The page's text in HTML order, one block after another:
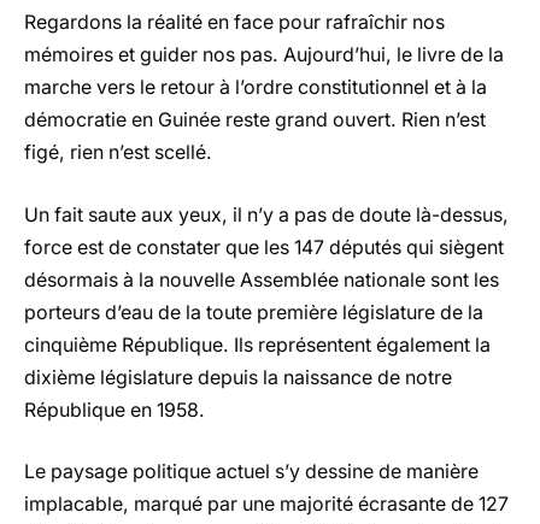
Regardons la réalité en face pour rafraîchir nos
mémoires et guider nos pas. Aujourd’hui, le livre de la
marche vers le retour à l’ordre constitutionnel et à la
démocratie en Guinée reste grand ouvert. Rien n’est
figé, rien n’est scellé.
Un fait saute aux yeux, il n’y a pas de doute là-dessus,
force est de constater que les 147 députés qui siègent
désormais à la nouvelle Assemblée nationale sont les
porteurs d’eau de la toute première législature de la
cinquième République. Ils représentent également la
dixième législature depuis la naissance de notre
République en 1958.
Le paysage politique actuel s’y dessine de manière
implacable, marqué par une majorité écrasante de 127